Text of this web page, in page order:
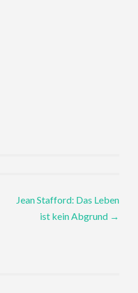
Jean Stafford: Das Leben
ist kein Abgrund →